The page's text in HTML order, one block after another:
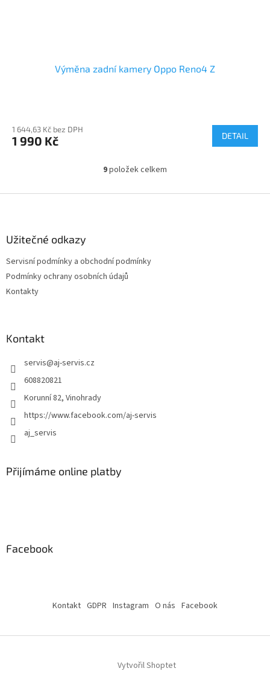
Výměna zadní kamery Oppo Reno4 Z
1 644,63 Kč bez DPH
1 990 Kč DETAIL
O
l
p
9položek celkem
Užitečné odkazy
Servisní podmínky a obchodní podmínky
Podmínky ochrany osobních údajů
Kontakty
Kontakt
servis@aj-servis.cz
608820821
Korunní 82, Vinohrady
https://www.facebook.com/aj-servis
aj_servis
Přijímáme online platby
Facebook
Kontakt GDPR Instagram O nás Facebook
Vytvořil Shoptet